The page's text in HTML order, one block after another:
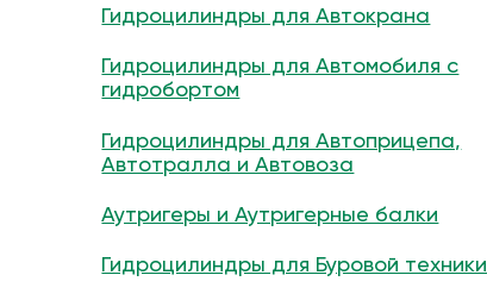
Гидроцилиндры для Автокрана
Гидроцилиндры для Автомобиля с
гидробортом
Гидроцилиндры для Автоприцепа,
Автотралла и Автовоза
Аутригеры и Аутригерные балки
Гидроцилиндры для Буровой техники